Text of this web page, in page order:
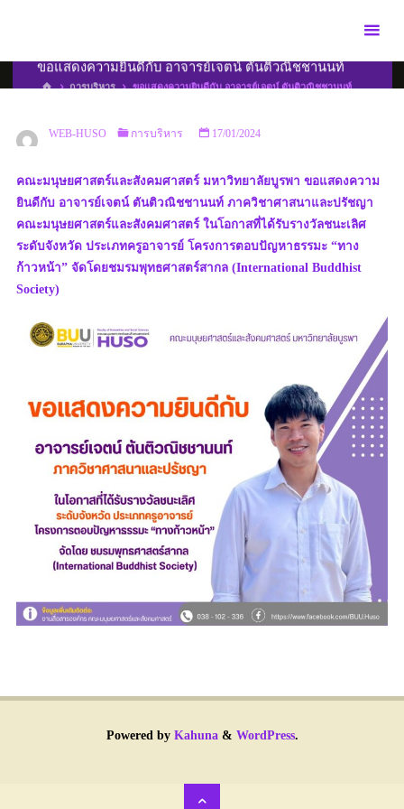
ขอแสดงความยินดีกับ อาจารย์เจตน์ ตันติวณิชชานนท์
HOME
การบริหาร ขอแสดงความยินดีกับ อาจารย์เจตน์ ตันติวณิชชานนท์
WEB-HUSO การบริหาร 17/01/2024
คณะมนุษยศาสตร์และสังคมศาสตร์ มหาวิทยาลัยบูรพา ขอแสดงความ
ยินดีกับ อาจารย์เจตน์ ตันติวณิชชานนท์ ภาควิชาศาสนาและปรัชญา
คณะมนุษยศาสตร์และสังคมศาสตร์ ในโอกาสที่ได้รับรางวัลชนะเลิศ
ระดับจังหวัด ประเภทครูอาจารย์ โครงการตอบปัญหาธรรมะ “ทาง
ก้าวหน้า” จัดโดยชมรมพุทธศาสตร์สากล (International Buddhist
Society)
Powered byKahuna& WordPress.
Back